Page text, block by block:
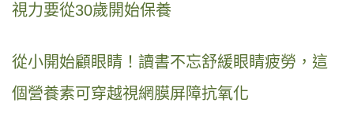
視力要從30歲開始保養
從小開始顧眼睛！讀書不忘舒緩眼睛疲勞，這
個營養素可穿越視網膜屏障抗氧化